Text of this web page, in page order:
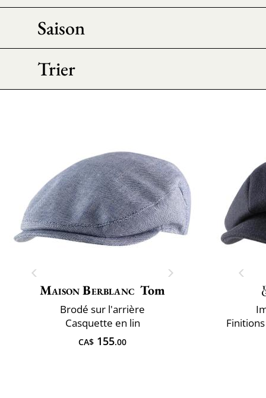
Saison
Trier
Maison Berblanc Tom
Brodé sur l'arrière
Casquette en lin
CA$ 155.00